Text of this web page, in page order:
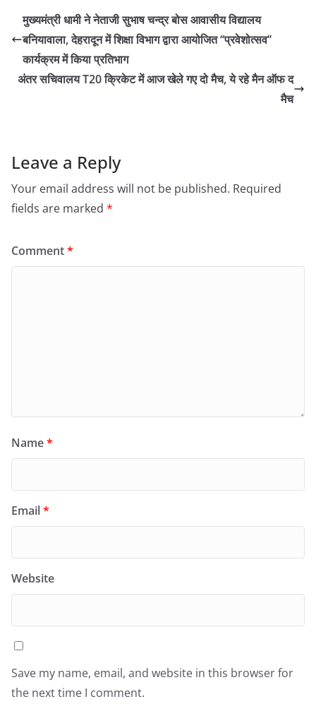
मुख्यमंत्री धामी ने नेताजी सुभाष चन्द्र बोस आवासीय विद्यालय
बनियावाला, देहरादून में शिक्षा विभाग द्वारा आयोजित ‘‘प्रवेशोत्सव’’
कार्यक्रम में किया प्रतिभाग
अंतर सचिवालय T20 क्रिकेट में आज खेले गए दो मैच, ये रहे मैन ऑफ द
मैच
Leave a Reply
Your email address will not be published. Required
fields are marked *
Comment*
Name*
Email*
Website
Save my name, email, and website in this browser for
the next time I comment.